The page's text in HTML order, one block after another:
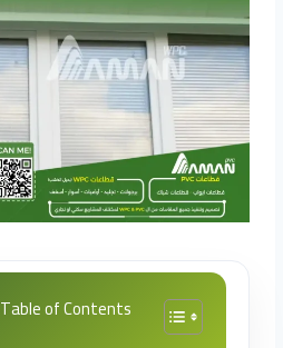
Table of Contents